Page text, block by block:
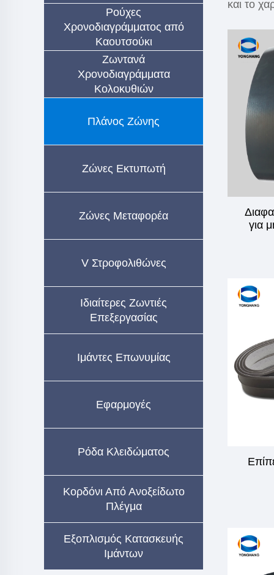
Ρούχες
Χρονοδιαγράμματος από
Καουτσούκι
Ζωντανά
Χρονοδιαγράμματα
Κολοκυθιών
Πλάνος Ζώνης
Ζώνες Εκτυπωτή
Ζώνες Μεταφορέα
V Στροφολιθώνες
Ιδιαίτερες Ζωντιές
Επεξεργασίας
Ιμάντες Επωνυμίας
Εφαρμογές
Ρόδα Κλειδώματος
Κορδόνι Από Ανοξείδωτο
Πλέγμα
Εξοπλισμός Κατασκευής
Ιμάντων
και το
για